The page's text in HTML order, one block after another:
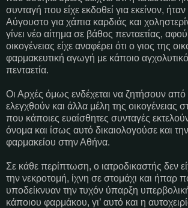
συνταγή που είχε εκδοθεί για εκείνον,
Αύγουστο για χάπια καρδιάς και
γίνει νέο αίτημα σε βάθος πενταετίας,
οικογένειας είχε αναφέρει ότι ο γιος της
φαρμακευτική αγωγή με κάποιο αγχολυτικό
πενταετία.
Οι Αρχές όμως ενδέχεται να ζητήσουν από
ελεγχθούν και άλλα μέλη της οικογένειας
που κάποιες ευαίσθητες συνταγές
όνομα και ίσως αυτό δικαιολογούσε και
φαρμακείου στην Αθήνα.
Σε κάθε περίπτωση, ο ιατροδικαστής δεν
την νεκροτομή, ίχνη σε στομάχι και ήπαρ
υποδείκνυαν την τυχόν ύπαρξη
κάποιου φαρμάκου, γι’ αυτό και η